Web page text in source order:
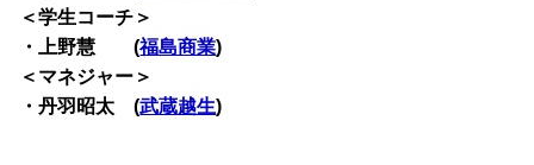
＜学生コーチ＞
・上野慧 (福島商業)
＜マネジャー＞
・丹羽昭太 (武蔵越生)